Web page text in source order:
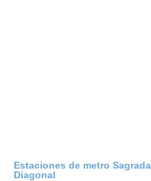
Estaciones de metro
Diagonal